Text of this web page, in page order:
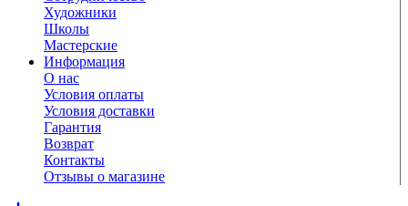
Художники
Школы
Мастерские
Информация
О нас
Условия оплаты
Условия доставки
Гарантия
Возврат
Контакты
Отзывы о магазине